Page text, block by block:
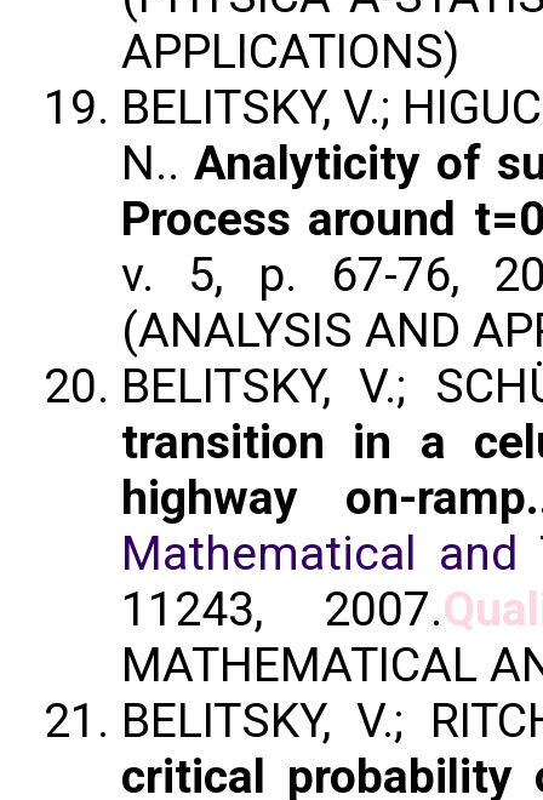
APPLICATIONS)
BELITSKY, V.;
N..Analyticity of
Process around
v. 5, p. 67-76,
(ANALYSIS AND
BELITSKY, V.;
transition in a
highway on-
Mathematical and
11243, 2007.
MATHEMATICAL
BELITSKY, V.;
critical probability